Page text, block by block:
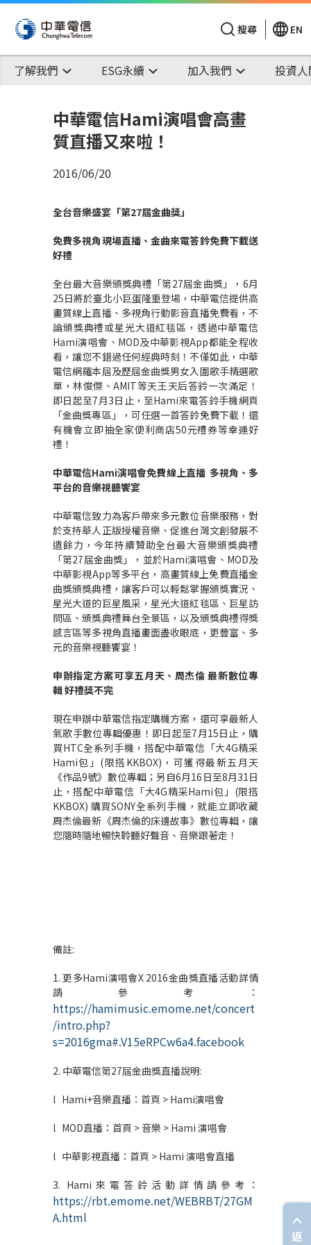
搜尋 EN
了解我們 ESG永續 加入我們 投資
中華電信Hami演唱會高畫
質直播又來啦！
2016/06/20
全台音樂盛宴「第27屆金曲獎」
免費多視角現場直播、金曲來電答鈴免費下載送
好禮
全台最大音樂頒獎典禮「第27屆金曲獎」，6月
25日將於臺北小巨蛋隆重登場，中華電信提供高
畫質線上直播、多視角行動影音直播免費看，不
論頒獎典禮或星光大道紅毯區，透過中華電信
Hami演唱會、MOD及中華影視App都能全程收
看，讓您不錯過任何經典時刻！不僅如此，中華
電信網羅本屆及歷屆金曲獎男女入圍歌手精選歌
單，林俊傑、AMIT等天王天后答鈴一次滿足！
即日起至7月3日止，至Hami來電答鈴手機網頁
「金曲獎專區」，可任選一首答鈴免費下載！還
有機會立即抽全家便利商店50元禮券等幸運好
禮！
中華電信Hami演唱會免費線上直播 多視角、多
平台的音樂視聽饗宴
中華電信致力為客戶帶來多元數位音樂服務，對
於支持華人正版授權音樂、促進台灣文創發展不
遺餘力，今年持續贊助全台最大音樂頒獎典禮
「第27屆金曲獎」，並於Hami演唱會、MOD及
中華影視App等多平台，高畫質線上免費直播金
曲獎頒獎典禮，讓客戶可以輕鬆掌握頒獎實況、
星光大道的巨星風采，星光大道紅毯區、巨星訪
問區、頒獎典禮舞台全景區，以及頒獎典禮得獎
感言區等多視角直播畫面盡收眼底，更豐富、多
元的音樂視聽饗宴！
申辦指定方案可享五月天、周杰倫 最新數位專
輯好禮獎不完
現在申辦中華電信指定購機方案，還可享最新人
氣歌手數位專輯優惠！即日起至7月15日止，購
買HTC全系列手機，搭配中華電信「大4G精采
Hami包」(限搭KKBOX)，可獲得最新五月天
《作品9號》數位專輯；另自6月16日至8月31日
止，搭配中華電信「大4G精采Hami包」(限搭
KKBOX) 購買SONY全系列手機，就能立即收藏
周杰倫最新《周杰倫的床邊故事》數位專輯，讓
您隨時隨地暢快聆聽好聲音、音樂跟著走！
備註:
1. 更多Hami演唱會X 2016金曲獎直播活動詳情
請參考：
https://hamimusic.emome.net/concert
/intro.php?
s=2016gma#.V15eRPCw6a4.facebook
2. 中華電信第27屆金曲獎直播說明:
l Hami+音樂直播：首頁 > Hami演唱會
l MOD直播：首頁 > 音樂 > Hami 演唱會
l 中華影視直播：首頁 > Hami 演唱會直播
3. Hami來電答鈴活動詳情請參考：
https://rbt.emome.net/WEBRBT/27GM
A.html
返